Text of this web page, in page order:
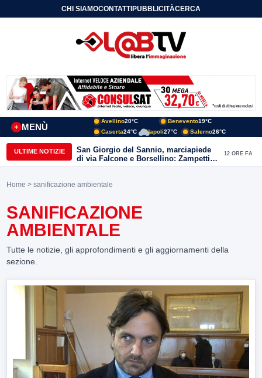
CHI SIAMOCONTATTIPUBBLICITÀCERCA
MENÙ
+
Avellino20°C Benevento19°C
Caserta24°C Napoli27°C Salerno26°C
ULTIME NOTIZIE
San Giorgio del Sannio, marciapiede
di via Falcone e Borsellino: Zampetti e
Lombardi replicano alle polemiche
12 ORE FA
Home > sanificazione ambientale
SANIFICAZIONE
AMBIENTALE
Tutte le notizie, gli approfondimenti e gli aggiornamenti della
sezione.